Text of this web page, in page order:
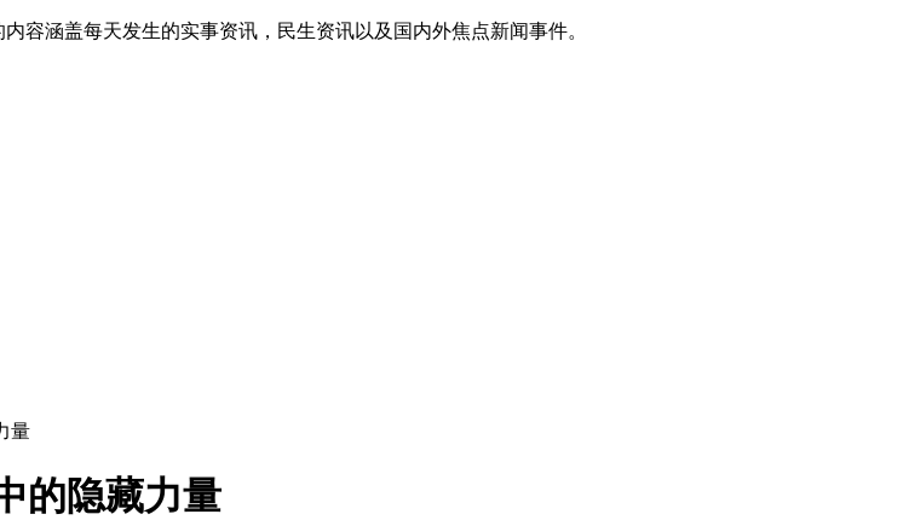
容涵盖每天发生的实事资讯，民生资讯以及国内外焦点新闻事件。
量
的隐藏力量